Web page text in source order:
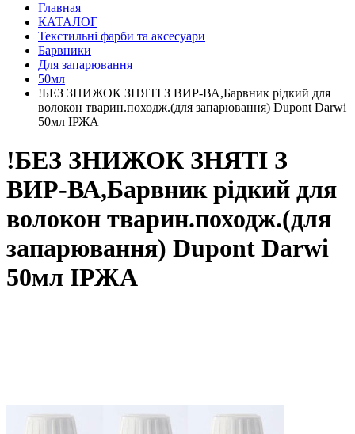
Главная
КАТАЛОГ
Текстильні фарби та аксесуари
Барвники
Для запарювання
50мл
!БЕЗ ЗНИЖОК ЗНЯТІ З ВИР-ВА,Барвник рідкий для
волокон тварин.походж.(для запарювання) Dupont Darwi
50мл ІРЖА
!БЕЗ ЗНИЖОК ЗНЯТІ З
ВИР-ВА,Барвник рідкий для
волокон тварин.походж.(для
запарювання) Dupont Darwi
50мл ІРЖА